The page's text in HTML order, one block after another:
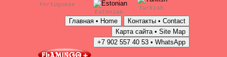
Portuguese
Estonian
Turkish